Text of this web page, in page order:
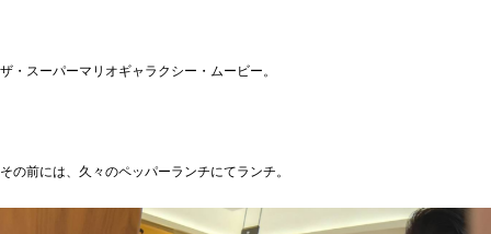
ザ・スーパーマリオギャラクシー・ムービー。
その前には、久々のペッパーランチにてランチ。